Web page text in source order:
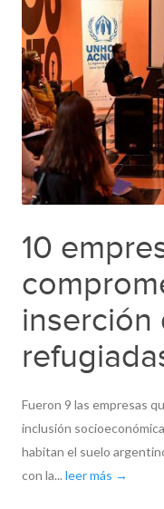
10
inserción
Fueron 9 las empresas
inclusión
habitan el suelo
con la... leer más →